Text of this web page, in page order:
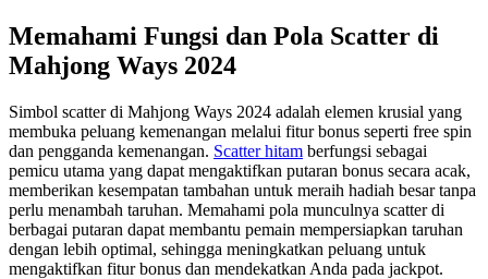
Memahami Fungsi dan Pola Scatter di
Mahjong Ways 2024
Simbol scatter di Mahjong Ways 2024 adalah elemen krusial yang
membuka peluang kemenangan melalui fitur bonus seperti free spin
dan pengganda kemenangan. Scatter hitam berfungsi sebagai
pemicu utama yang dapat mengaktifkan putaran bonus secara acak,
memberikan kesempatan tambahan untuk meraih hadiah besar tanpa
perlu menambah taruhan. Memahami pola munculnya scatter di
berbagai putaran dapat membantu pemain mempersiapkan taruhan
dengan lebih optimal, sehingga meningkatkan peluang untuk
mengaktifkan fitur bonus dan mendekatkan Anda pada jackpot.